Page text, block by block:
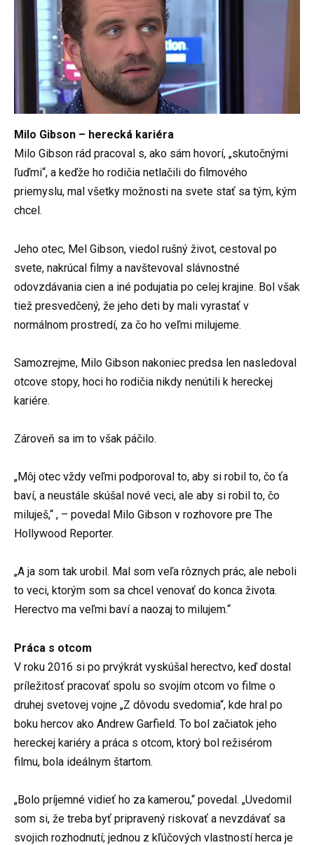
Milo Gibson – herecká kariéra
Milo Gibson rád pracoval s, ako sám hovorí, „skutočnými
ľuďmi“, a keďže ho rodičia netlačili do filmového
priemyslu, mal všetky možnosti na svete stať sa tým, kým
chcel.
Jeho otec, Mel Gibson, viedol rušný život, cestoval po
svete, nakrúcal filmy a navštevoval slávnostné
odovzdávania cien a iné podujatia po celej krajine. Bol však
tiež presvedčený, že jeho deti by mali vyrastať v
normálnom prostredí, za čo ho veľmi milujeme.
Samozrejme, Milo Gibson nakoniec predsa len nasledoval
otcove stopy, hoci ho rodičia nikdy nenútili k hereckej
kariére.
Zároveň sa im to však páčilo.
„Môj otec vždy veľmi podporoval to, aby si robil to, čo ťa
baví, a neustále skúšal nové veci, ale aby si robil to, čo
miluješ,“ , – povedal Milo Gibson v rozhovore pre The
Hollywood Reporter.
„A ja som tak urobil. Mal som veľa rôznych prác, ale neboli
to veci, ktorým som sa chcel venovať do konca života.
Herectvo ma veľmi baví a naozaj to milujem.“
Práca s otcom
V roku 2016 si po prvýkrát vyskúšal herectvo, keď dostal
príležitosť pracovať spolu so svojím otcom vo filme o
druhej svetovej vojne „Z dôvodu svedomia“, kde hral po
boku hercov ako Andrew Garfield. To bol začiatok jeho
hereckej kariéry a práca s otcom, ktorý bol režisérom
filmu, bola ideálnym štartom.
„Bolo príjemné vidieť ho za kamerou,“ povedal. „Uvedomil
som si, že treba byť pripravený riskovať a nevzdávať sa
svojich rozhodnutí; jednou z kľúčových vlastností herca je